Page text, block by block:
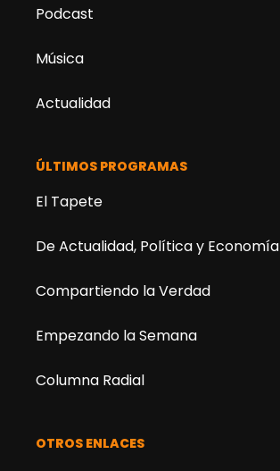
Podcast
Música
Actualidad
ÚLTIMOS PROGRAMAS
El Tapete
De Actualidad, Política y Economía
Compartiendo la Verdad
Empezando la Semana
Columna Radial
OTROS ENLACES